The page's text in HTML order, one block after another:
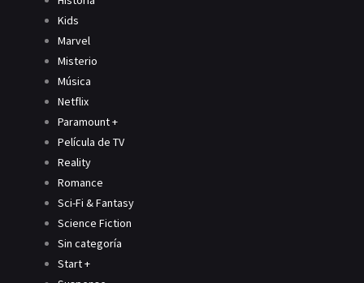
Kids
Marvel
Misterio
Música
Netflix
Paramount +
Película de TV
Reality
Romance
Sci-Fi & Fantasy
Science Fiction
Sin categoría
Start +